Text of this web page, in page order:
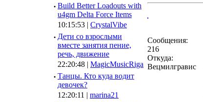
· Build Better Loadouts with
u4gm Delta Force Items
10:15:53 | CrystalVibe
· Дети со взрослыми
вместе занятия пение,
речь, движение
22:20:48 | MagicMusicRiga
· Танцы. Кто куда водит
девочек?
12:20:11 | marina21
Сообщения:
216
Откуда:
Вецмилгравис